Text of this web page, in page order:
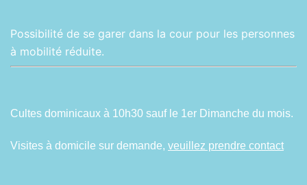
Possibilité de se garer dans la cour pour les personnes
à mobilité réduite.
Cultes dominicaux à 10h30 sauf le 1er Dimanche du mois.
Visites à domicile sur demande, veuillez prendre contact